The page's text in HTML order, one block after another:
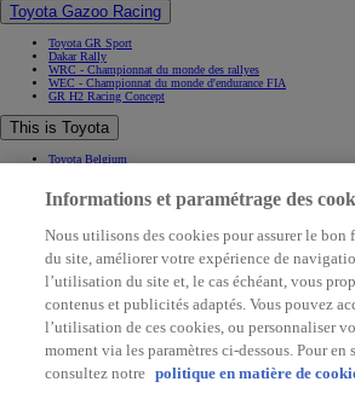
Toyota Gazoo Racing
Toyota GR Sport
Dakar Rally
WRC - Championnat du monde des rallyes
WEC - Championnat du monde d'endurance FIA
GR H2 Racing Concept
This is Toyota
Toyota Belgium
Contact & Infos
Rendez-vous entretien
Rendez-vous en concession (Opens in new window)
Contactez-nous
Support (FAQ)
Application My Toyota
Vie privée
Data sharing
Cookies
Informations et paramétrage des
Nous utilisons des cookies pour assurer le bon
du site, améliorer votre expérience de
l’utilisation du site et, le cas échéant, vous
contenus et publicités adaptés. Vous pouvez
l’utilisation de ces cookies, ou personnaliser
moment via les paramètres ci-dessous. Pour en
consultez notre politique en matière de